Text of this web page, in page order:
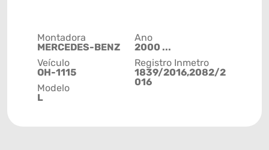
Montadora
MERCEDES-BENZ
Veículo
OH-1115
Modelo
L
Ano
2000 ...
Registro Inmetro
1839/2016,2082/2
016